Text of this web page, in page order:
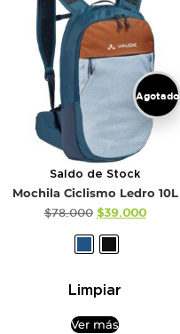
Agotado
Saldo de Stock
Mochila Ciclismo Ledro 10L
$78.000 $39.000
Limpiar
Ver más